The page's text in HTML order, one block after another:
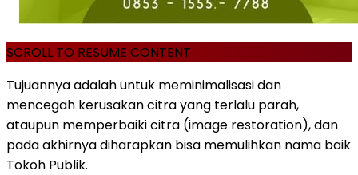
SCROLL TO RESUME CONTENT
Tujuannya adalah untuk meminimalisasi dan
mencegah kerusakan citra yang terlalu parah,
ataupun memperbaiki citra (image restoration), dan
pada akhirnya diharapkan bisa memulihkan nama baik
Tokoh Publik.